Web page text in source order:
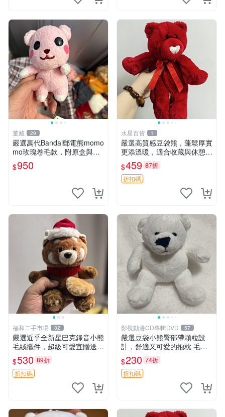
董藏 29
嚴選萬代Bandai郵電熊momo
mo玫瑰卷毛款，附原盒與吊
牌，粉嫩可愛入手即柔軟～
玫瑰卷毛 郵電熊 正品
$950
水星百貨 1
嚴選高質感豆袋熊，蓬鬆厚實
更添溫暖，適合收藏與休憩。
前胸填充飽滿，背部亦具優雅
設計。 豆袋熊 保暖 溫柔 蓬
松
$459 87折
折扣碼
福和二手市場 32
嚴選近乎全新星巴克錄音小熊
毛絨擺件，超級可愛宜贈送掛
飾 錄音小熊 毛絨擺件 贈品
$530 89折
折扣碼
影視動漫CD專輯DVD 57
嚴選豆袋小熊臀部帶顆粒設
計，舒適又可愛的抱枕 毛絨
抱枕、臀部按摩、坐墊
$230 74折
折扣碼